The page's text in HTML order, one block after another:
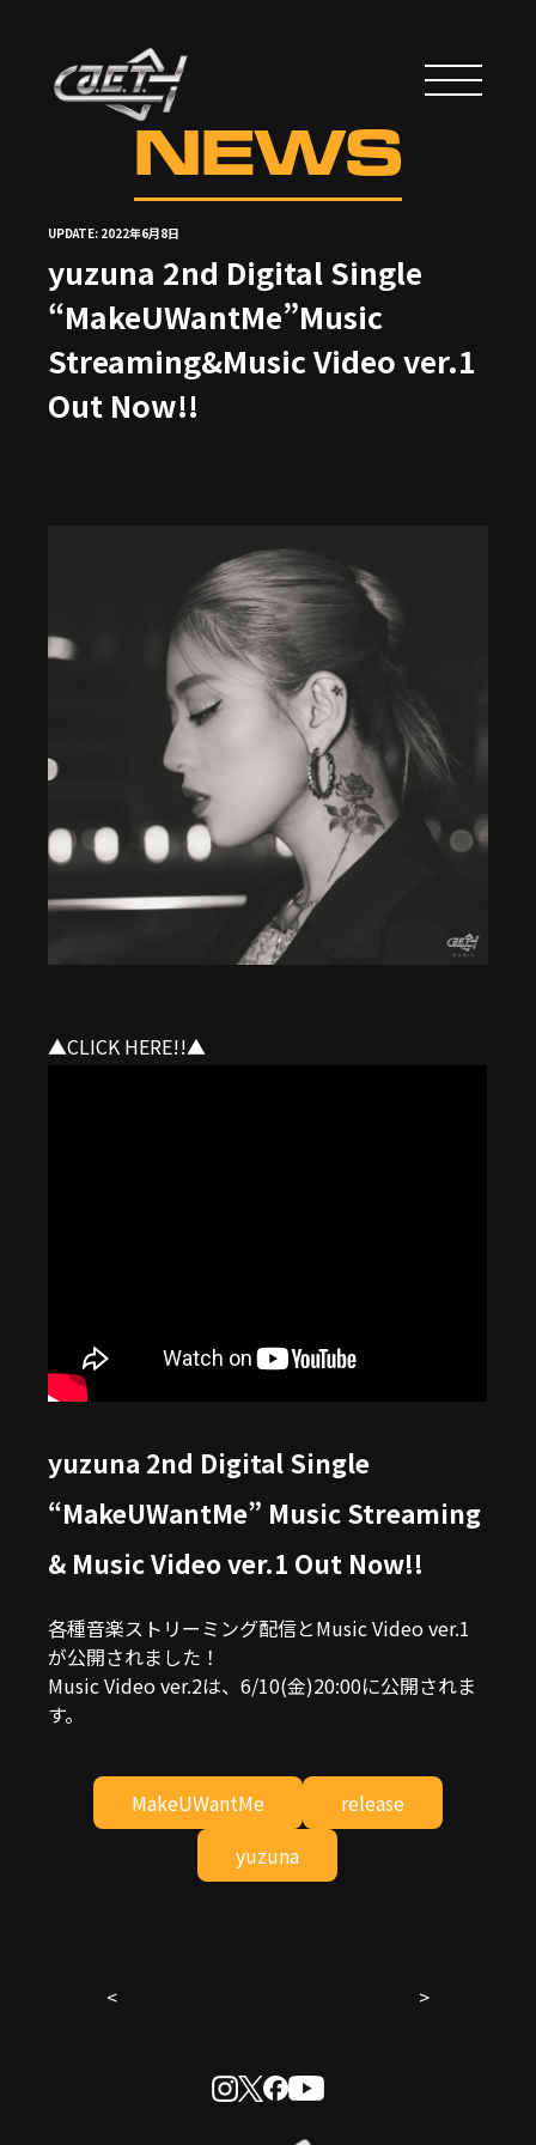
NEWS
UPDATE: 2022年6月8日
yuzuna 2nd Digital Single
“MakeUWantMe”Music
Streaming&Music Video ver.1
Out Now!!
▲CLICK HERE!!▲
yuzuna 2nd Digital Single
“MakeUWantMe” Music Streaming
& Music Video ver.1 Out Now!!
各種音楽ストリーミング配信とMusic Video ver.1
が公開されました！
Music Video ver.2は、6/10(金)20:00に公開されま
す。
MakeUWantMe
release
yuzuna
< >